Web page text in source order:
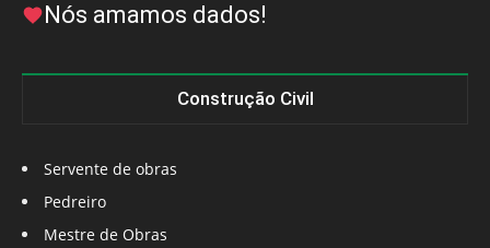
Nós amamos dados!
Construção Civil
Servente de obras
Pedreiro
Mestre de Obras